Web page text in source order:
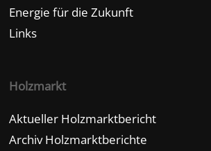
Energie für die Zukunft
Links
Holzmarkt
Aktueller Holzmarktbericht
Archiv Holzmarktberichte